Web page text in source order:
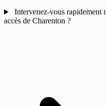
Intervenez-vous rapidement
accès de Charenton ?